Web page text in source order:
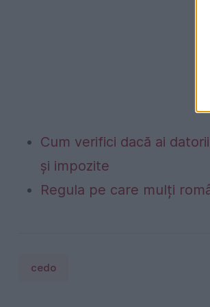
Cum verifici dacă ai
și impozite
Regula pe care mulți
cedo